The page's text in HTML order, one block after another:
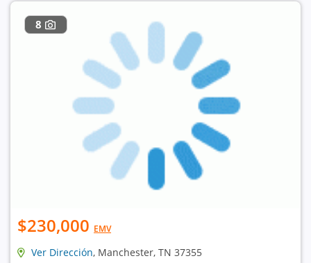
8
$230,000 EMV
Ver Dirección, Manchester, TN 37355